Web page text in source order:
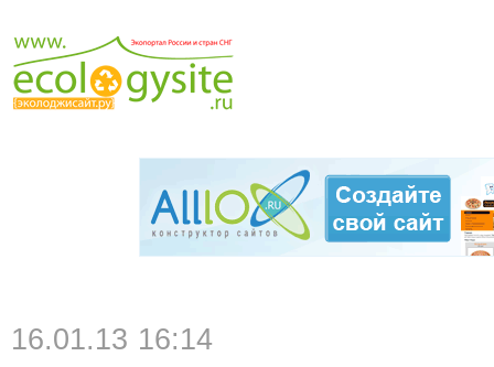
16.01.13 16:14